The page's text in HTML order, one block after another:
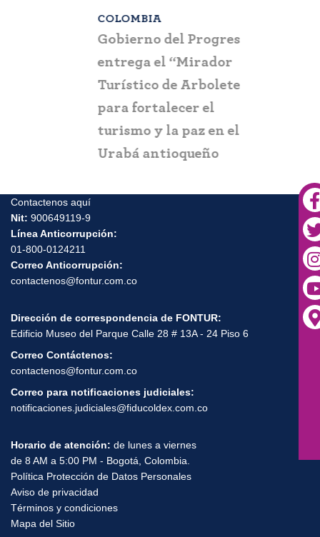
COLOMBIA
Gobierno del Progreso
entrega el “Mirador
Turístico de Arboletes”
para fortalecer el
turismo y la paz en el
Urabá antioqueño
Contactenos aquí
Nit: 900649119-9
Línea Anticorrupción:
01-800-0124211
Correo Anticorrupción:
contactenos@fontur.com.co
Dirección de correspondencia de FONTUR:
Edificio Museo del Parque Calle 28 # 13A - 24 Piso 6
Correo Contáctenos:
contactenos@fontur.com.co
Correo para notificaciones judiciales:
notificaciones.judiciales@fiducoldex.com.co
Horario de atención: de lunes a viernes
de 8 AM a 5:00 PM - Bogotá, Colombia.
Política Protección de Datos Personales
Aviso de privacidad
Términos y condiciones
Mapa del Sitio